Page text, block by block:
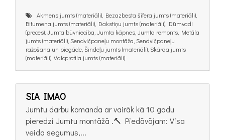
Akmens jumts (materiāli), Bezazbesta šīfera jumts (materiāli),
Bitumena jumts (materiāli), Dakstiņu jumts (materiāli), Dūmvadi
(preces), Jumta būvniecība, Jumta kāpnes, Jumta remonts, Metāla
jumts (materiāli), Sendvičpaneļu montāža, Sendvičpaneļu
ražošana un piegāde, Šindeļu jumts (materiāli), Skārda jumts
(materiāli), Valcprofila jumts (materiāli)
SIA IMAO
Jumtu darbu komanda ar vairāk kā 10 gadu
pieredzi Jumtu montāžā .🔨 Piedāvājam: Visa
veida segumus,...